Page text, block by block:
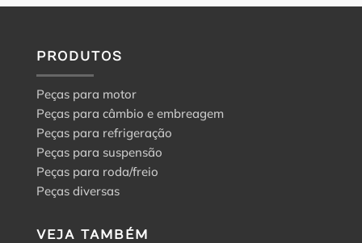
PRODUTOS
Peças para motor
Peças para câmbio e embreagem
Peças para refrigeração
Peças para suspensão
Peças para roda/freio
Peças diversas
VEJA TAMBÉM